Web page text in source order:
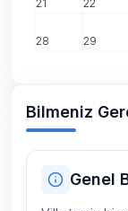
21 22
28 29
Bilmeniz
Genel